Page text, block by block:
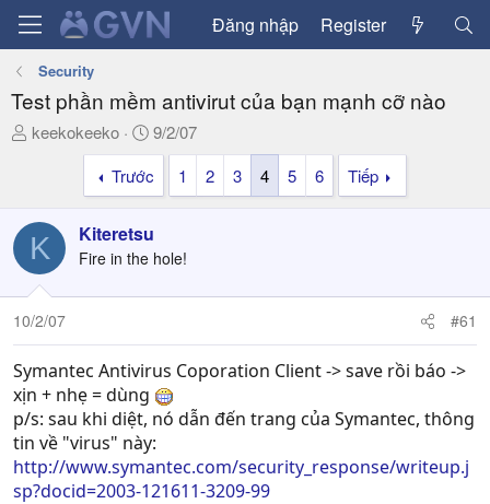
Đăng nhập Register
Security
Test phần mềm antivirut của bạn mạnh cỡ nào
T
a
d
s
t
a
e
r
keekokeeko
N
g
à
y
ử
i
9/2/07
Trước
1 2 3 4 5 6 Tiếp
K Kiteretsu
Fire in the hole!
10/2/07 #61
Symantec Antivirus Coporation Client -> save rồi báo ->
xịn + nhẹ = dùng
p/s: sau khi diệt, nó dẫn đến trang của Symantec, thông
tin về "virus" này:
http://www.symantec.com/security_response/writeup.j
sp?docid=2003-121611-3209-99